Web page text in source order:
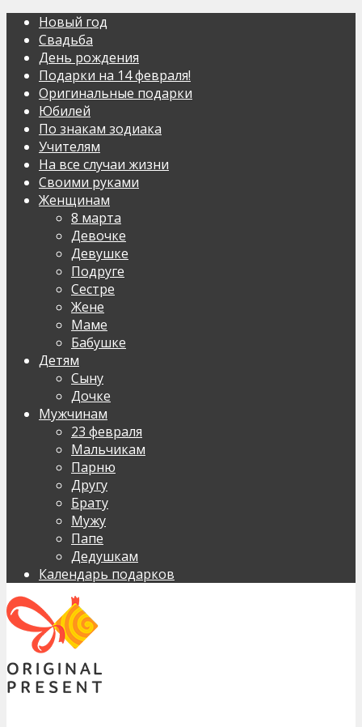
Новый год
Свадьба
День рождения
Подарки на 14 февраля!
Оригинальные подарки
Юбилей
По знакам зодиака
Учителям
На все случаи жизни
Своими руками
Женщинам
8 марта
Девочке
Девушке
Подруге
Сестре
Жене
Маме
Бабушке
Детям
Сыну
Дочке
Мужчинам
23 февраля
Мальчикам
Парню
Другу
Брату
Мужу
Папе
Дедушкам
Календарь подарков